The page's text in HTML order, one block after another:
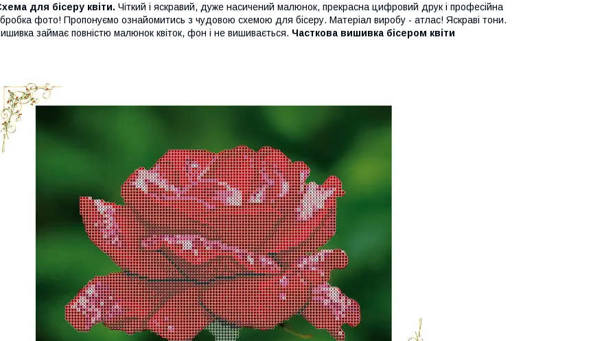
для бісеру квіти. Чіткий і яскравий, дуже насичений малюнок, прекрасна цифровий друк і професійна
фото! Пропонуємо ознайомитись з чудовою схемою для бісеру. Матеріал виробу - атлас! Яскраві тони.
займає повністю малюнок квіток, фон і не вишивається. Часткова вишивка бісером квіти